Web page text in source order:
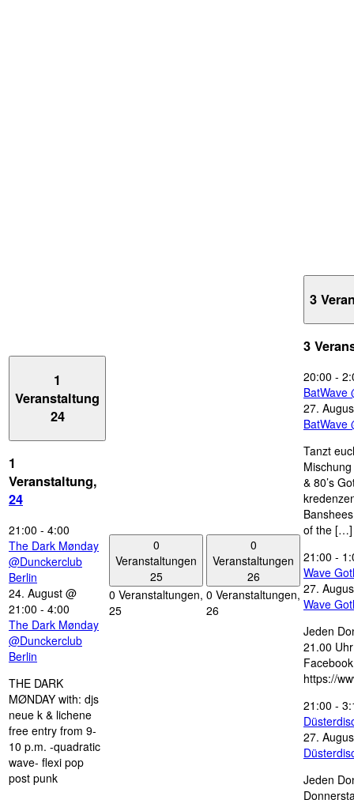
1
Veranstaltung
24
1
Veranstaltung,
24
21:00 - 4:00
The Dark Mønday
@Dunckerclub
Berlin
24. August @
21:00 - 4:00
The Dark Mønday
@Dunckerclub
Berlin
THE DARK
MØNDAY with: djs
neue k & lichene
free entry from 9-
10 p.m. -quadratic
wave- flexi pop
post punk
0
Veranstaltungen
25
0 Veranstaltungen,
25
0
Veranstaltungen
26
0 Veranstaltungen,
26
3
3
20:00 -
BatWave
27.
BatWave
Tanzt
& 80’s
of the […]
21:00 -
Wave
27.
Wave
Jeden
21.00
https://
21:00 -
27.
Jeden